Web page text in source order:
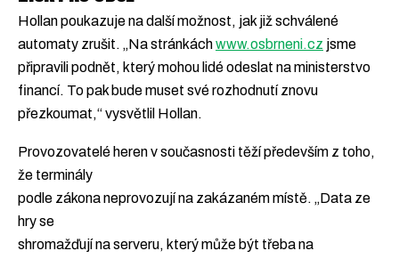
Hollan poukazuje na další možnost, jak již schválené
automaty zrušit. „Na stránkáchwww.osbrneni.cz jsme
připravili podnět, který mohou lidé odeslat na ministerstvo
financí. To pak bude muset své rozhodnutí znovu
přezkoumat,“ vysvětlil Hollan.
Provozovatelé heren v současnosti těží především z toho,
že terminály
podle zákona neprovozují na zakázaném místě. „Data ze
hry se
shromažďují na serveru, který může být třeba na